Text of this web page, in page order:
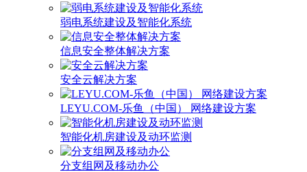
弱电系统建设及智能化系统
信息安全整体解决方案
安全云解决方案
LEYU.COM-乐鱼（中国） 网络建设方案
智能化机房建设及动环监测
分支组网及移动办公